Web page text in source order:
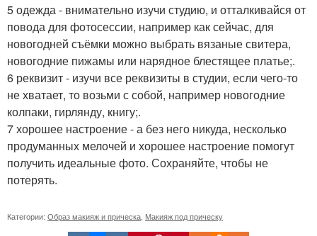
5 одежда - внимательно изучи студию, и отталкивайся от
повода для фотосессии, например как сейчас, для
новогодней съёмки можно выбрать вязаные свитера,
новогодние пижамы или нарядное блестящее платье;.
6 реквизит - изучи все реквизиты в студии, если чего-то
не хватает, то возьми с собой, например новогодние
колпаки, гирлянду, книгу;.
7 хорошее настроение - а без него никуда, несколько
продуманных мелочей и хорошее настроение помогут
получить идеальные фото. Сохраняйте, чтобы не
потерять.
Категории: Образ макияж и прическа Макияж под прическу